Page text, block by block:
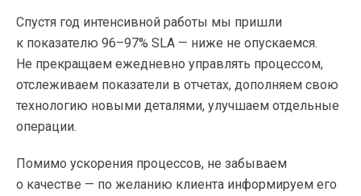
Спустя год интенсивной работы мы пришли
к показателю 96–97% SLA — ниже не опускаемся.
Не прекращаем ежедневно управлять процессом,
отслеживаем показатели в отчетах, дополняем свою
технологию новыми деталями, улучшаем отдельные
операции.
Помимо ускорения процессов, не забываем
о качестве — по желанию клиента информируем его